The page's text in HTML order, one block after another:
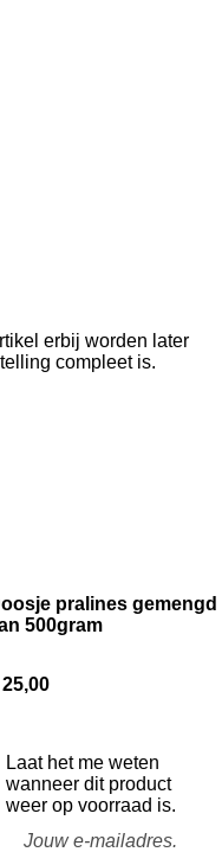
erbij worden later
compleet is.
pralines gemengd
500gram
Laat het me weten
wanneer dit product
weer op voorraad is.